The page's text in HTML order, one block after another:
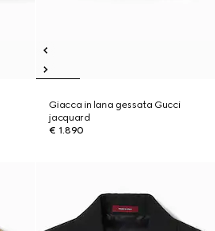
Giacca in lana gessata Gucci
jacquard
€ 1.890